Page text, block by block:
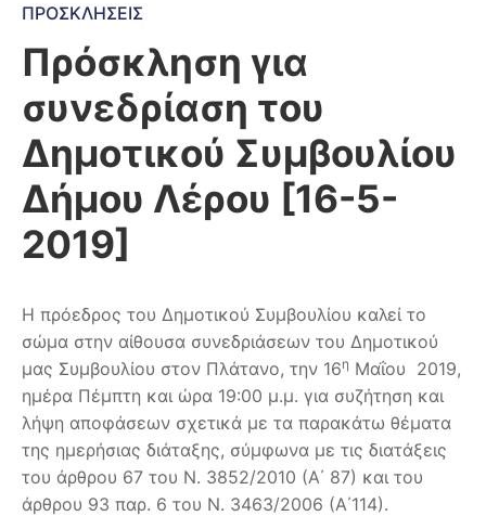
ΠΡΟΣΚΛΗΣΕΙΣ
Πρόσκληση για
συνεδρίαση του
Δημοτικού Συμβουλίου
Δήμου Λέρου [16-5-
2019]
Η πρόεδρος του Δημοτικού Συμβουλίου καλεί το
σώμα στην αίθουσα συνεδριάσεων του Δημοτικού
μας Συμβουλίου στον Πλάτανο, την 16η Μαΐου 2019,
ημέρα Πέμπτη και ώρα 19:00 μ.μ. για συζήτηση και
λήψη αποφάσεων σχετικά με τα παρακάτω θέματα
της ημερήσιας διάταξης, σύμφωνα με τις διατάξεις
του άρθρου 67 του Ν. 3852/2010 (Α΄ 87) και του
άρθρου 93 παρ. 6 του Ν. 3463/2006 (Α΄114).